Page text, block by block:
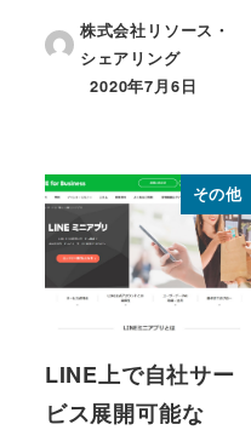
株式会社リソース・
シェアリング
投稿日
2020年7月6日
その他
LINE上で自社サー
ビス展開可能な